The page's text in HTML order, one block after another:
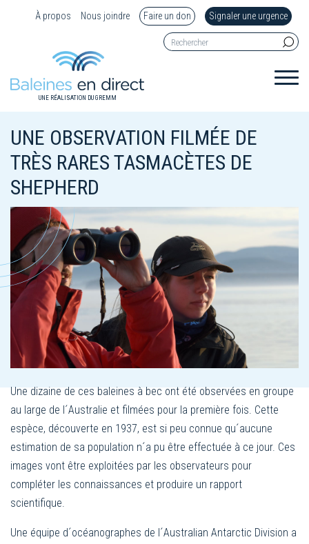
À propos Nous joindre Faire un don Signaler une urgence
UNE RÉALISATION DU GREMM
UNE OBSERVATION FILMÉE DE
TRÈS RARES TASMACÈTES DE
SHEPHERD
Une dizaine de ces baleines à bec ont été observées en groupe
au large de l´Australie et filmées pour la première fois. Cette
espèce, découverte en 1937, est si peu connue qu´aucune
estimation de sa population n´a pu être effectuée à ce jour. Ces
images vont être exploitées par les observateurs pour
compléter les connaissances et produire un rapport
scientifique.
Une équipe d´océanographes de l´Australian Antarctic Division a